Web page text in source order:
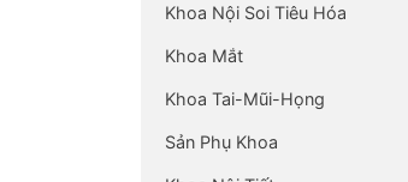
Khoa Nội Soi Tiêu Hóa
Khoa Mắt
Khoa Tai-Mũi-Họng
Sản Phụ Khoa